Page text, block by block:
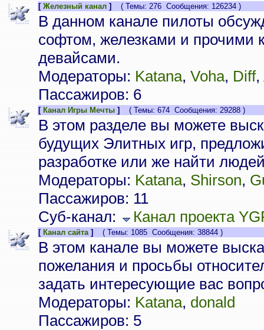
[ Железный канал ] ( Темы: 276 Сообщения: 126234 )
В данном канале пилоты
софтом, железками и прочими
девайсами.
Модераторы: Katana, Voha, Diff,
Пассажиров: 6
[ Канал Игры Мечты ] ( Темы: 674 Сообщения: 29288 )
В этом разделе вы можете
будущих Элитных игр,
разработке или же найти
Модераторы: Katana, Shirson,
Пассажиров: 11
Суб-канал:
Канал проекта
[ Канал сайта] ( Темы: 1085 Сообщения: 38844 )
В этом канале вы можете
пожелания и просьбы
задать интересующие вас
Модераторы: Katana, donald
Пассажиров: 5